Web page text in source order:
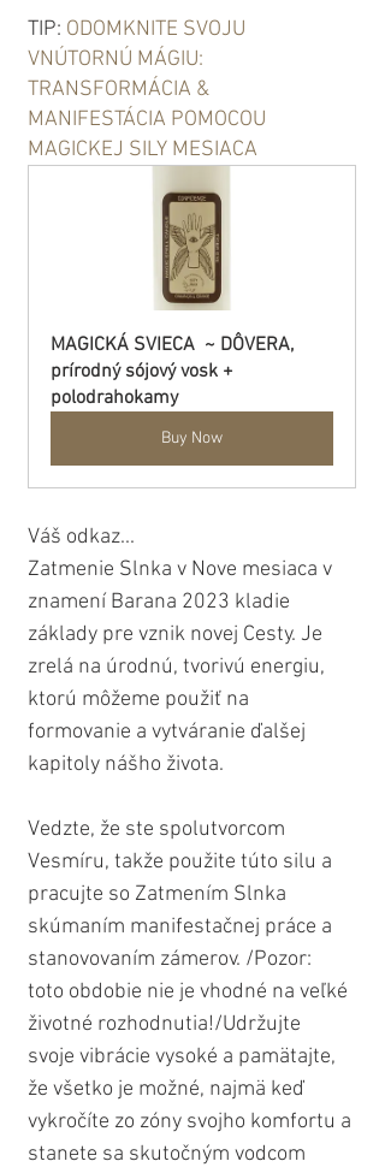
TIP: ODOMKNITE SVOJU
VNÚTORNÚ MÁGIU:
TRANSFORMÁCIA &
MANIFESTÁCIA POMOCOU
MAGICKEJ SILY MESIACA
MAGICKÁ SVIECA  ~ DÔVERA,
prírodný sójový vosk +
polodrahokamy
Buy Now
Váš odkaz...
Zatmenie Slnka v Nove mesiaca v
znamení Barana 2023 kladie
základy pre vznik novej Cesty. Je
zrelá na úrodnú, tvorivú energiu,
ktorú môžeme použiť na
formovanie a vytváranie ďalšej
kapitoly nášho života.
Vedzte, že ste spolutvorcom
Vesmíru, takže použite túto silu a
pracujte so Zatmením Slnka
skúmaním manifestačnej práce a
stanovovaním zámerov. /Pozor:
toto obdobie nie je vhodné na veľké
životné rozhodnutia!/Udržujte
svoje vibrácie vysoké a pamätajte,
že všetko je možné, najmä keď
vykročíte zo zóny svojho komfortu a
stanete sa skutočným vodcom